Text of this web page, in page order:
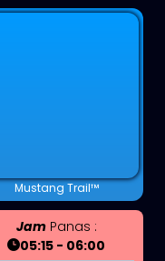
Mustang Trail™
JamPanas :
05:15 - 06:00